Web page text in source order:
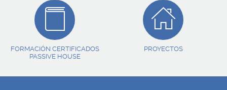
FORMACIÓN CERTIFICADOS
PASSIVE HOUSE
PROYECTOS